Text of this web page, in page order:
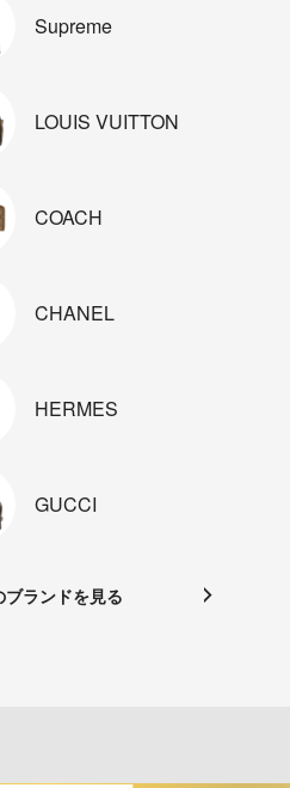
Supreme
LOUIS VUITTON
COACH
CHANEL
HERMES
GUCCI
ブランドを見る